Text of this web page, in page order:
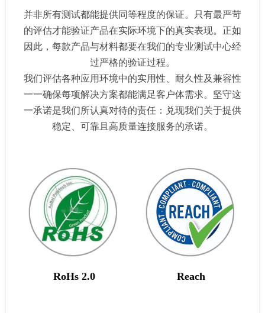
并非所有测试都能提供同等程度的保证。只有最严苛
的评估才能验证产品在实际环境下的真实表现。正如
因此，每款产品与材料都要在我们的专业测试中心经
过严格的验证过程。
我们评估各种应用环境中的实用性、耐久性及兼容性
一一确保每项解决方案都能满足客户体需求。坚守这
一承诺是我们所认真对待的责任：兑现我们关于提供
稳定、可靠且高质量连接服务的承诺。
RoHs 2.0 Reach